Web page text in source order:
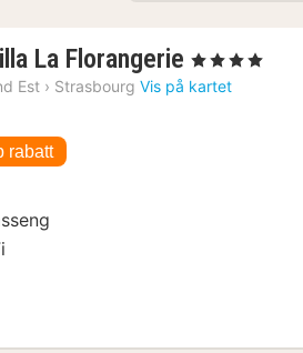
La Florangerie 1
natt
, 4 Stjerner
Est › Strasbourg Vis på kartet
rabatt